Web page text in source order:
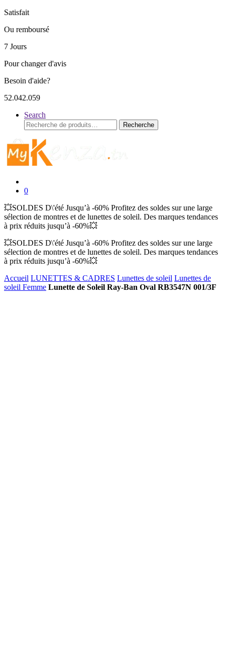
Satisfait
Ou remboursé
7 Jours
Pour changer d'avis
Besoin d'aide?
52.042.059
Search
Recherche
pour :
Recherche
0
💥SOLDES D\'été Jusqu’à -60% Profitez des soldes sur une large
sélection de montres et de lunettes de soleil. Des marques tendances
à prix réduits jusqu’à -60%💥
💥SOLDES D\'été Jusqu’à -60% Profitez des soldes sur une large
sélection de montres et de lunettes de soleil. Des marques tendances
à prix réduits jusqu’à -60%💥
Accueil LUNETTES & CADRES Lunettes de soleil Lunettes de
soleil Femme Lunette de Soleil Ray-Ban Oval RB3547N 001/3F